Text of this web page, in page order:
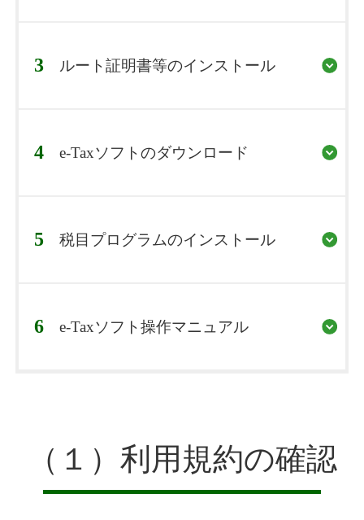
3 ルート証明書等のインストール
4 e-Taxソフトのダウンロード
5 税目プログラムのインストール
6 e-Taxソフト操作マニュアル
（１）利用規約の確認